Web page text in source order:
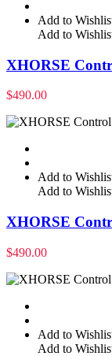
Add to
Add to
XHORSE
$490.00
Add to
Add to
XHORSE
$490.00
Add to
Add to